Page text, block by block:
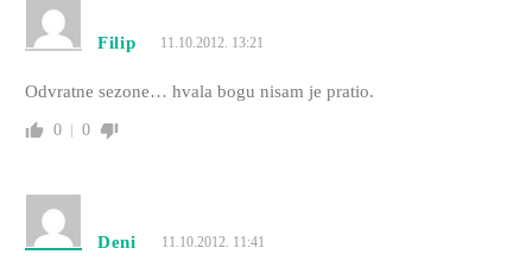
Filip 11.10.2012. 13:21
Odvratne sezone… hvala bogu nisam je pratio.
0 0
Deni 11.10.2012. 11:41